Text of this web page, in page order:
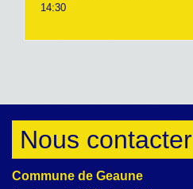
14:30
Nous contacter
Commune de Geaune